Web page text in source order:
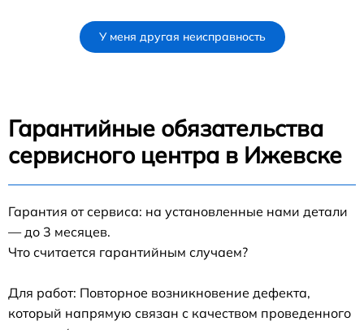
У меня другая неисправность
Гарантийные обязательства
сервисного центра в Ижевске
Гарантия от сервиса: на установленные нами детали
— до 3 месяцев.
Что считается гарантийным случаем?
Для работ: Повторное возникновение дефекта,
который напрямую связан с качеством проведенного